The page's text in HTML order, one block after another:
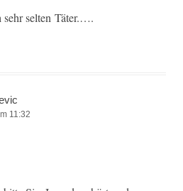
sehr sel­ten Täter.….
11:32